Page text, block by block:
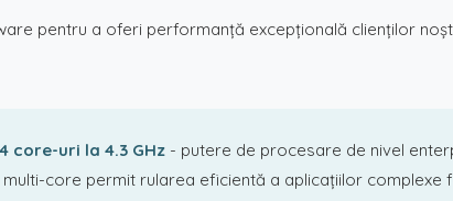
pentru a oferi performanță excepțională clienților
core-uri la 4.3 GHz - putere de procesare de nivel
core permit rularea eficientă a aplicațiilor